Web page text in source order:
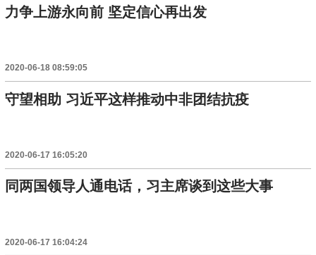
力争上游永向前 坚定信心再出发
2020-06-18 08:59:05
守望相助 习近平这样推动中非团结抗疫
2020-06-17 16:05:20
同两国领导人通电话，习主席谈到这些大事
2020-06-17 16:04:24